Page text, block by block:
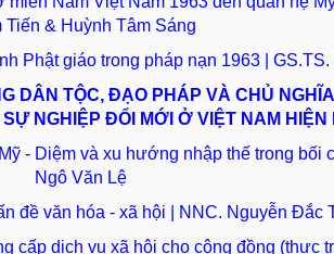
Tiến & Huỳnh Tâm Sáng
Phật giáo trong pháp nạn 1963 |
DÂN TỘC, ĐẠO PHÁP VÀ CHỦ NGHĨA
NGHIỆP ĐỔI MỚI Ở VIỆT NAM HIỆN
- Diệm và xu hướng nhập thế trong bối
Ngô Văn Lệ
đề văn hóa - xã hội | NNC. Nguyễn Đắc
cấp dịch vụ xã hội cho cộng đồng (thực